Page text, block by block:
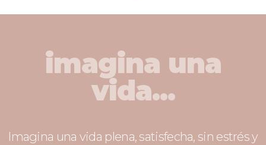
imagina una
vida...
Imagina una vida plena, satisfecha, sin estrés y